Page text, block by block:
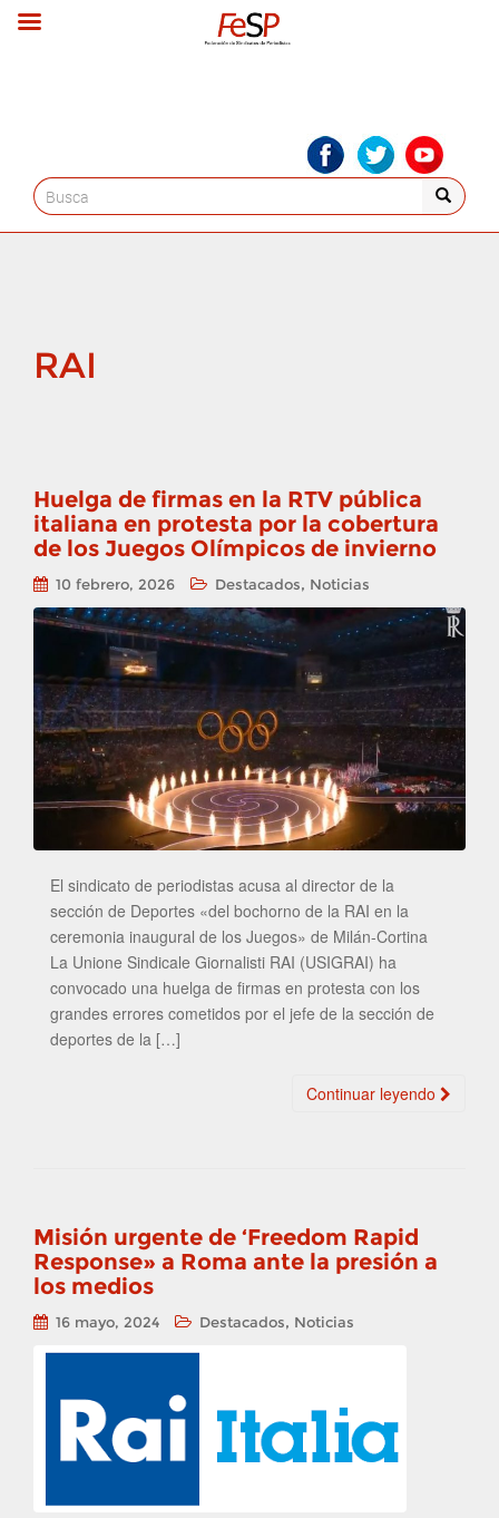
Search
for:
RAI
Huelga de firmas en la RTV pública
italiana en protesta por la cobertura
de los Juegos Olímpicos de invierno
10 febrero, 2026 Destacados, Noticias
El sindicato de periodistas acusa al director de la
sección de Deportes «del bochorno de la RAI en la
ceremonia inaugural de los Juegos» de Milán-Cortina
La Unione Sindicale Giornalisti RAI (USIGRAI) ha
convocado una huelga de firmas en protesta con los
grandes errores cometidos por el jefe de la sección de
deportes de la […]
Continuar leyendo
Misión urgente de ‘Freedom Rapid
Response» a Roma ante la presión a
los medios
16 mayo, 2024 Destacados, Noticias